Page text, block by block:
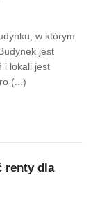
w którym
jest
i lokali jest
(...)
renty dla